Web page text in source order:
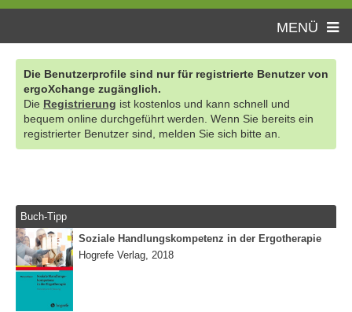
MENÜ
Die Benutzerprofile sind nur für registrierte Benutzer von
ergoXchange zugänglich.
Die Registrierung ist kostenlos und kann schnell und
bequem online durchgeführt werden. Wenn Sie bereits ein
registrierter Benutzer sind, melden Sie sich bitte an.
Buch-Tipp
Soziale Handlungskompetenz in der Ergotherapie
Hogrefe Verlag, 2018